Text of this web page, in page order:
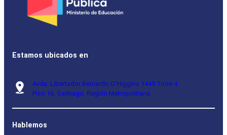
Estamos ubicados en
Avda. Libertador Bernardo O’Higgins 1449 Torre 4
Piso 16, Santiago, Región Metropolitana.
Hablemos